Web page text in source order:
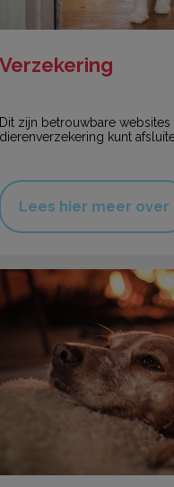
Verzekering
Dit zijn betrouwbare websites
dierenverzekering kunt
Lees hier meer over
bij hond of kat